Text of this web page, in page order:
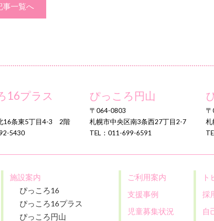
事一覧へ
16プラス
16条東5丁目4-3 2階
5430
ぴっころ円山
〒064-0803
札幌市中央区南3条西27丁目2-7
TEL：011-699-6591
札
施設案内
ぴっころ16
ぴっころ16プラス
ぴっころ円山
ご利用案内
支援事例
児童募集状況
採
自